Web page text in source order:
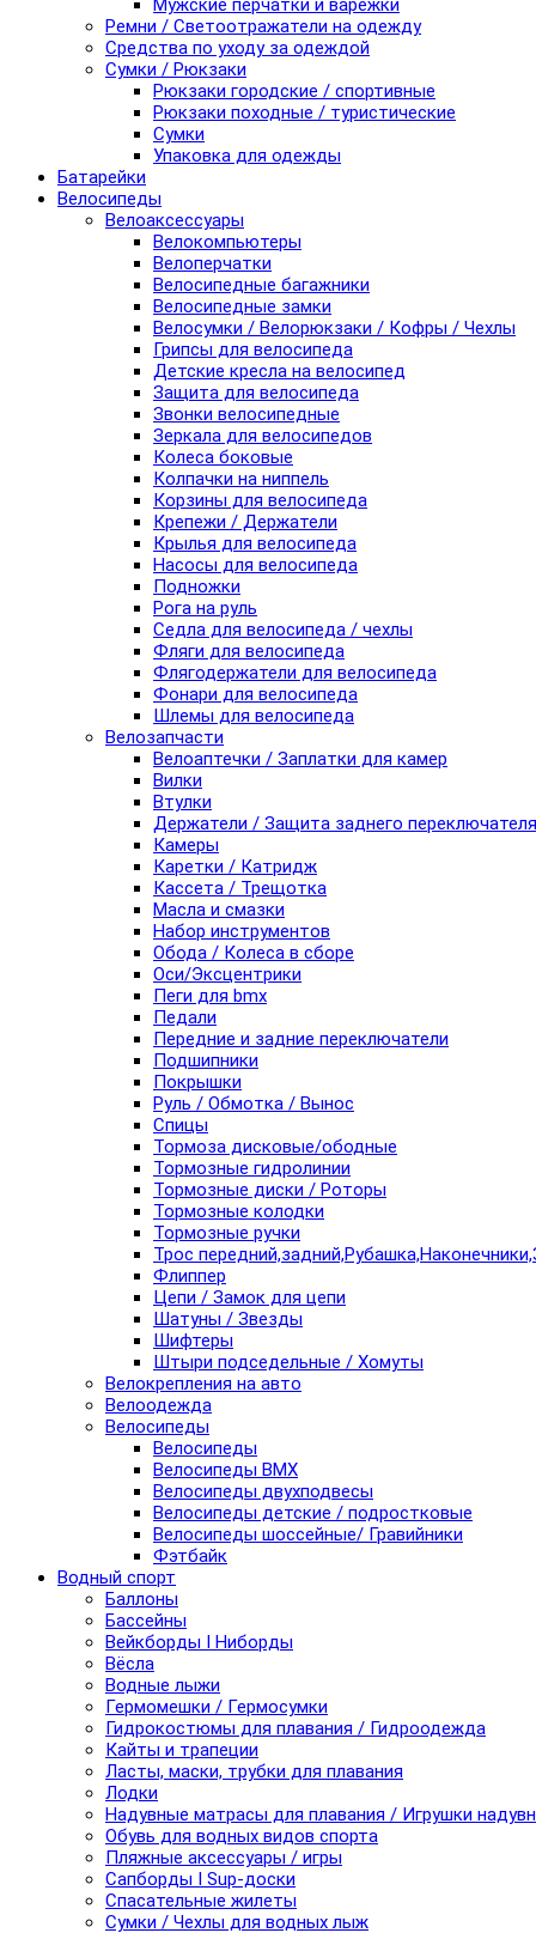
Мужские перчатки и варежки
Ремни / Светоотражатели на одежду
Средства по уходу за одеждой
Сумки / Рюкзаки
Рюкзаки городские / спортивные
Рюкзаки походные / туристические
Сумки
Упаковка для одежды
Батарейки
Велосипеды
Велоаксессуары
Велокомпьютеры
Велоперчатки
Велосипедные багажники
Велосипедные замки
Велосумки / Велорюкзаки / Кофры / Чехлы
Грипсы для велосипеда
Детские кресла на велосипед
Защита для велосипеда
Звонки велосипедные
Зеркала для велосипедов
Колеса боковые
Колпачки на ниппель
Корзины для велосипеда
Крепежи / Держатели
Крылья для велосипеда
Насосы для велосипеда
Подножки
Рога на руль
Седла для велосипеда / чехлы
Фляги для велосипеда
Флягодержатели для велосипеда
Фонари для велосипеда
Шлемы для велосипеда
Велозапчасти
Велоаптечки / Заплатки для камер
Вилки
Втулки
Держатели / Защита заднего переключателя
Камеры
Каретки / Катридж
Кассета / Трещотка
Масла и смазки
Набор инструментов
Обода / Колеса в сборе
Оси/Эксцентрики
Пеги для bmx
Педали
Передние и задние переключатели
Подшипники
Покрышки
Руль / Обмотка / Вынос
Спицы
Тормоза дисковые/ободные
Тормозные гидролинии
Тормозные диски / Роторы
Тормозные колодки
Тормозные ручки
Трос
Флиппер
Цепи / Замок для цепи
Шатуны / Звезды
Шифтеры
Штыри подседельные / Хомуты
Велокрепления на авто
Велоодежда
Велосипеды
Велосипеды
Велосипеды BMX
Велосипеды двухподвесы
Велосипеды детские / подростковые
Велосипеды шоссейные/ Гравийники
Фэтбайк
Водный спорт
Баллоны
Бассейны
Вейкборды I Ниборды
Вёсла
Водные лыжи
Гермомешки / Гермосумки
Гидрокостюмы для плавания / Гидроодежда
Кайты и трапеции
Ласты, маски, трубки для плавания
Лодки
Надувные матрасы для плавания / Игрушки
Обувь для водных видов спорта
Пляжные аксессуары / игры
Сапборды I Sup-доски
Спасательные жилеты
Сумки / Чехлы для водных лыж